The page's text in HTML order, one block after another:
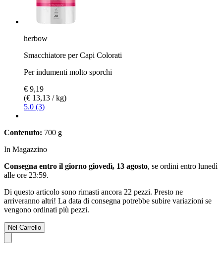
herbow
Smacchiatore per Capi Colorati
Per indumenti molto sporchi
€ 9,19
(€ 13,13 / kg)
5.0 (3)
Contenuto: 700 g
In Magazzino
Consegna entro il giorno giovedì, 13 agosto, se ordini entro lunedì
alle ore 23:59.
Di questo articolo sono rimasti ancora 22 pezzi. Presto ne
arriveranno altri! La data di consegna potrebbe subire variazioni se
vengono ordinati più pezzi.
Nel Carrello